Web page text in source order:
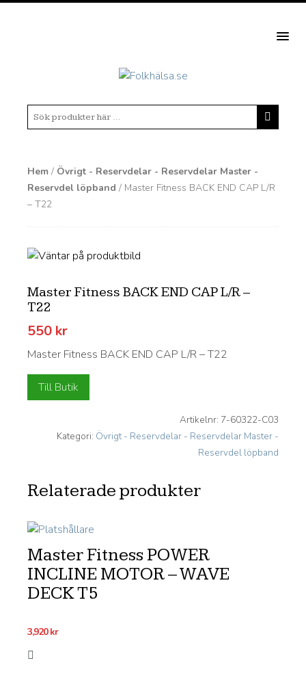
Hem / Övrigt - Reservdelar - Reservdelar Master -
Reservdel löpband / Master Fitness BACK END CAP L/R
– T22
Master Fitness BACK END CAP L/R –
T22
550 kr
Master Fitness BACK END CAP L/R – T22
Till Butik
Artikelnr: 7-60322-C03
Kategori: Övrigt - Reservdelar - Reservdelar Master -
Reservdel löpband
Relaterade produkter
Master Fitness POWER
INCLINE MOTOR – WAVE
DECK T5
3,920kr